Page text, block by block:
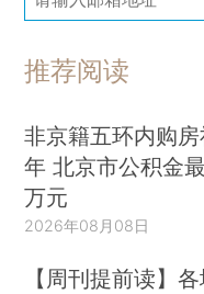
推荐阅读
非京籍五环内购
年 北京市公积金
万元
2026年08月08日
【周刊提前读】